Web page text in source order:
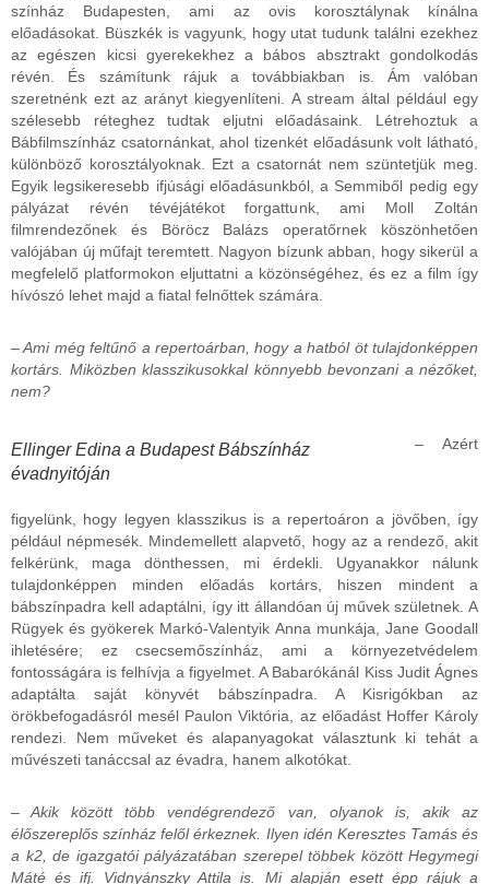
színház Budapesten, ami az ovis korosztálynak kínálna
előadásokat. Büszkék is vagyunk, hogy utat tudunk találni ezekhez
az egészen kicsi gyerekekhez a bábos absztrakt gondolkodás
révén. És számítunk rájuk a továbbiakban is. Ám valóban
szeretnénk ezt az arányt kiegyenlíteni. A stream által például egy
szélesebb réteghez tudtak eljutni előadásaink. Létrehoztuk a
Bábfilmszínház csatornánkat, ahol tizenkét előadásunk volt látható,
különböző korosztályoknak. Ezt a csatornát nem szüntetjük meg.
Egyik legsikeresebb ifjúsági előadásunkból, a Semmiből pedig egy
pályázat révén tévéjátékot forgattunk, ami Moll Zoltán
filmrendezőnek és Böröcz Balázs operatőrnek köszönhetően
valójában új műfajt teremtett. Nagyon bízunk abban, hogy sikerül a
megfelelő platformokon eljuttatni a közönségéhez, és ez a film így
hívószó lehet majd a fiatal felnőttek számára.
– Ami még feltűnő a repertoárban, hogy a hatból öt tulajdonképpen
kortárs. Miközben klasszikusokkal könnyebb bevonzani a nézőket,
nem?
Ellinger Edina a Budapest Bábszínház
évadnyitóján
– Azért
figyelünk, hogy legyen klasszikus is a repertoáron a jövőben, így
például népmesék. Mindemellett alapvető, hogy az a rendező, akit
felkérünk, maga dönthessen, mi érdekli. Ugyanakkor nálunk
tulajdonképpen minden előadás kortárs, hiszen mindent a
bábszínpadra kell adaptálni, így itt állandóan új művek születnek. A
Rügyek és gyökerek Markó-Valentyik Anna munkája, Jane Goodall
ihletésére; ez csecsemőszínház, ami a környezetvédelem
fontosságára is felhívja a figyelmet. A Babarókánál Kiss Judit Ágnes
adaptálta saját könyvét bábszínpadra. A Kisrigókban az
örökbefogadásról mesél Paulon Viktória, az előadást Hoffer Károly
rendezi. Nem műveket és alapanyagokat választunk ki tehát a
művészeti tanáccsal az évadra, hanem alkotókat.
– Akik között több vendégrendező van, olyanok is, akik az
élőszereplős színház felől érkeznek. Ilyen idén Keresztes Tamás és
a k2, de igazgatói pályázatában szerepel többek között Hegymegi
Máté és ifj. Vidnyánszky Attila is. Mi alapján esett épp rájuk a